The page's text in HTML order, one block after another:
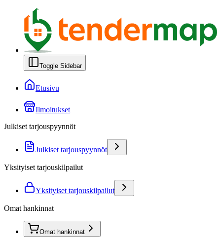
Toggle Sidebar
Etusivu
Ilmoitukset
Julkiset tarjouspyynnöt
Julkiset tarjouspyynnöt
Yksityiset tarjouskilpailut
Yksityiset tarjouskilpailut
Omat hankinnat
Omat hankinnat